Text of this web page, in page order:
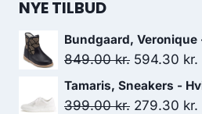
NYE TILBUD
Bundgaard, Veronique
849.00kr. Den
oprindelige
pris
594.30 kr.
Tamaris, Sneakers -
399.00kr. Den
279.30 kr.